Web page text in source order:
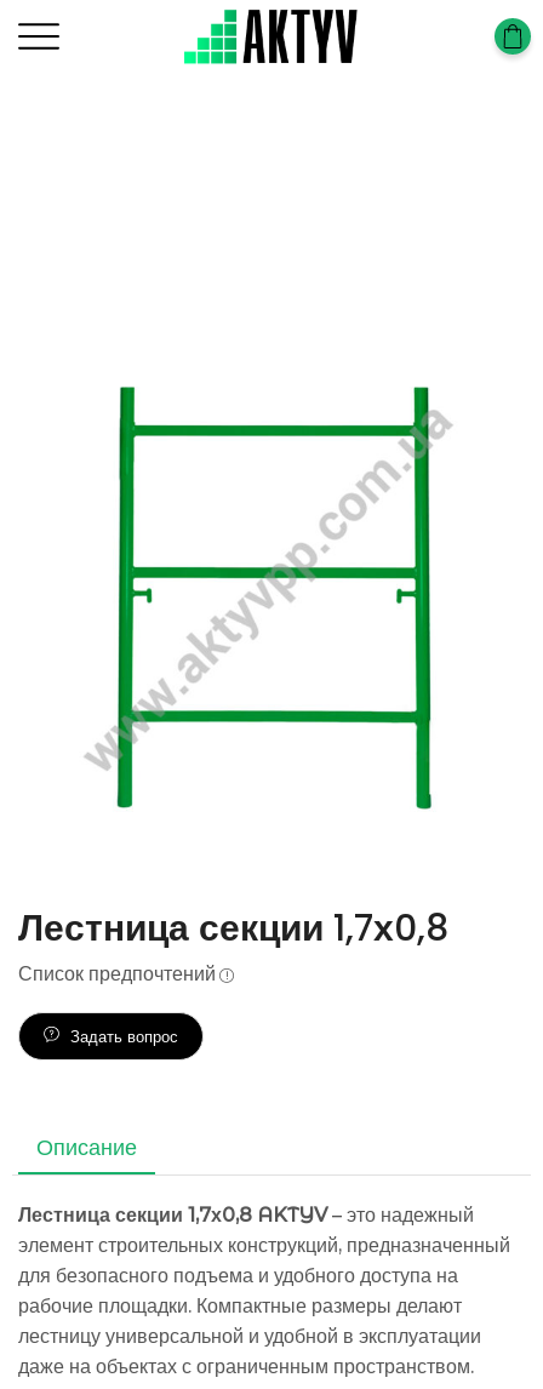
Лестница секции 1,7х0,8
Список предпочтений
Задать вопрос
Описание
Лестница секции 1,7х0,8 AKTYV– это надежный
элемент строительных конструкций, предназначенный
для безопасного подъема и удобного доступа на
рабочие площадки. Компактные размеры делают
лестницу универсальной и удобной в эксплуатации
даже на объектах с ограниченным пространством.